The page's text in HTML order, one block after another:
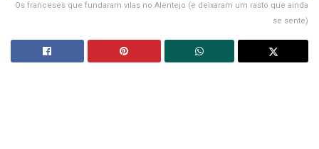
Os franceses que fundaram vilas no Alentejo (e deixaram um rasto que ainda
se sente)